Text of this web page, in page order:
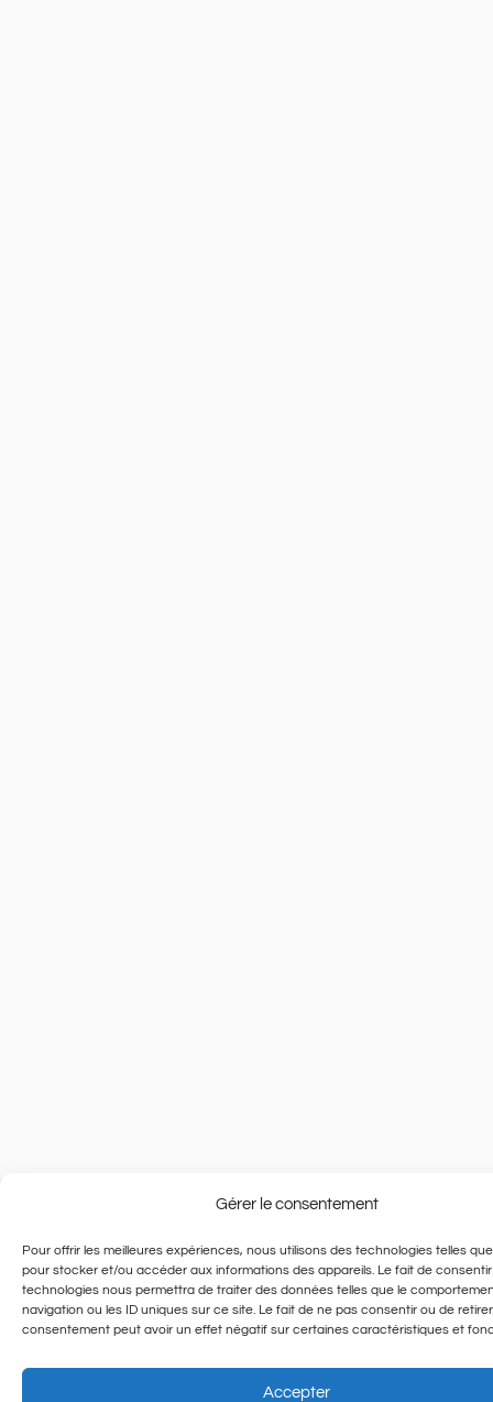
Gérer le consentement
Pour offrir les meilleures expériences, nous utilisons des technologies telles
pour stocker et/ou accéder aux informations des appareils. Le fait de
technologies nous permettra de traiter des données telles que le
navigation ou les ID uniques sur ce site. Le fait de ne pas consentir ou de
consentement peut avoir un effet négatif sur certaines caractéristiques et
Accepter